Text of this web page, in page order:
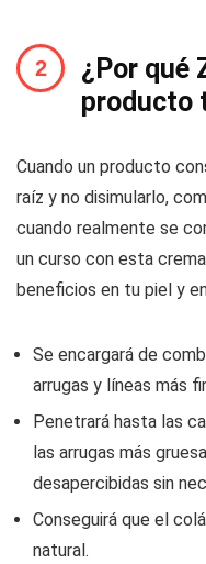
¿Por qué
producto
Cuando un producto
raíz y no disimularlo,
cuando realmente se
un curso con esta
beneficios en tu piel y
Se encargará de
arrugas y líneas más
Penetrará hasta las
las arrugas más
desapercibidas sin
Conseguirá que el
natural.